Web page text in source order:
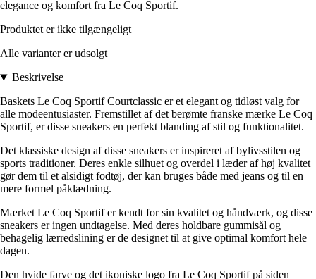
elegance og komfort fra Le Coq Sportif.
Produktet er ikke tilgængeligt
Alle varianter er udsolgt
Beskrivelse
Baskets Le Coq Sportif Courtclassic er et elegant og tidløst valg for
alle modeentusiaster. Fremstillet af det berømte franske mærke Le Coq
Sportif, er disse sneakers en perfekt blanding af stil og funktionalitet.
Det klassiske design af disse sneakers er inspireret af bylivsstilen og
sports traditioner. Deres enkle silhuet og overdel i læder af høj kvalitet
gør dem til et alsidigt fodtøj, der kan bruges både med jeans og til en
mere formel påklædning.
Mærket Le Coq Sportif er kendt for sin kvalitet og håndværk, og disse
sneakers er ingen undtagelse. Med deres holdbare gummisål og
behagelig lærredslining er de designet til at give optimal komfort hele
dagen.
Den hvide farve og det ikoniske logo fra Le Coq Sportif på siden